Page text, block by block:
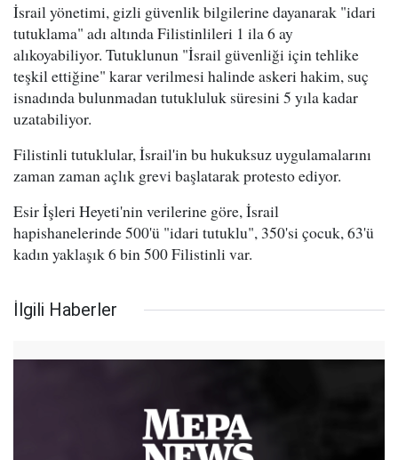
İsrail yönetimi, gizli güvenlik bilgilerine dayanarak "idari
tutuklama" adı altında Filistinlileri 1 ila 6 ay
alıkoyabiliyor. Tutuklunun "İsrail güvenliği için tehlike
teşkil ettiğine" karar verilmesi halinde askeri hakim, suç
isnadında bulunmadan tutukluluk süresini 5 yıla kadar
uzatabiliyor.
Filistinli tutuklular, İsrail'in bu hukuksuz uygulamalarını
zaman zaman açlık grevi başlatarak protesto ediyor.
Esir İşleri Heyeti'nin verilerine göre, İsrail
hapishanelerinde 500'ü "idari tutuklu", 350'si çocuk, 63'ü
kadın yaklaşık 6 bin 500 Filistinli var.
İlgili Haberler